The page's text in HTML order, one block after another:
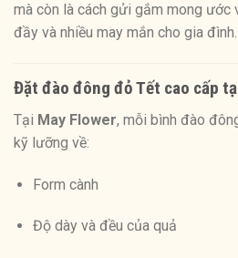
mà còn là cách gửi gắm mong ước
đầy và nhiều may mắn cho gia đình.
Đặt đào đông đỏ Tết cao cấp
Tại May Flower, mỗi bình đào
kỹ lưỡng về:
Form cành
Độ dày và đều của quả